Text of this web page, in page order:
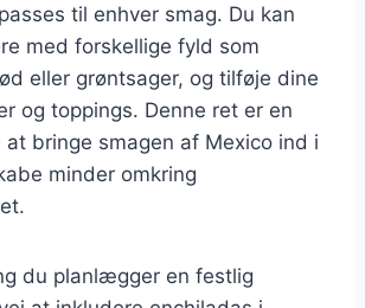
til enhver smag. Du kan
med forskellige fyld som
eller grøntsager, og tilføje dine
og toppings. Denne ret er en
bringe smagen af Mexico ind i
minder omkring
du planlægger en festlig